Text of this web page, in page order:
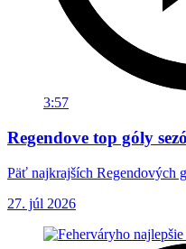
3:57
Regendove top góly
Päť najkrajších Regendových
27. júl 2026